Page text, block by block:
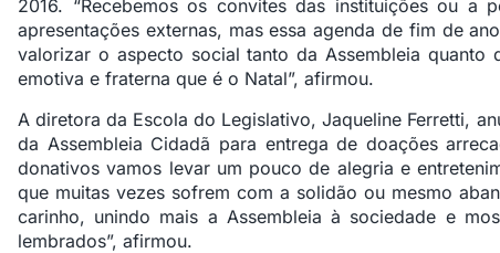
2016. “Recebemos os convites das instituições ou a
apresentações externas, mas essa agenda de fim de
valorizar o aspecto social tanto da Assembleia quanto
emotiva e fraterna que é o Natal”, afirmou.
A diretora da Escola do Legislativo, Jaqueline Ferretti,
da Assembleia Cidadã para entrega de doações
donativos vamos levar um pouco de alegria e
que muitas vezes sofrem com a solidão ou mesmo
carinho, unindo mais a Assembleia à sociedade e
lembrados”, afirmou.